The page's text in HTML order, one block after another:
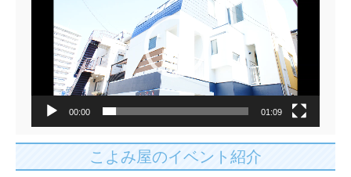
00:00 01:09
こよみ屋のイベント紹介